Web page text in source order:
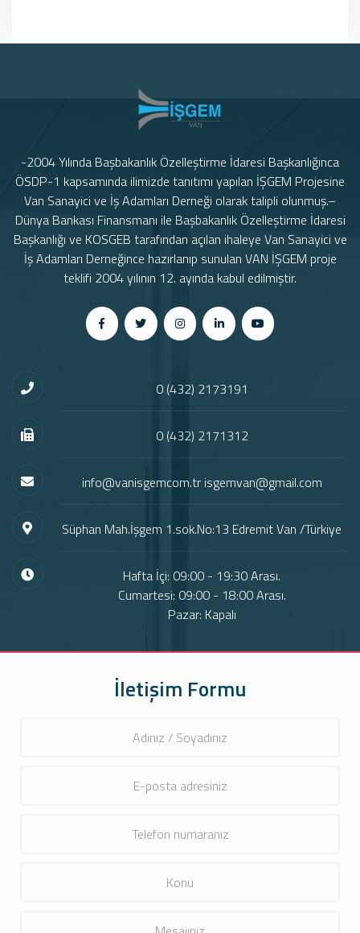
-2004 Yılında Başbakanlık Özelleştirme İdaresi Başkanlığınca
ÖSDP-1 kapsamında ilimizde tanıtımı yapılan İŞGEM Projesine
Van Sanayici ve İş Adamları Derneği olarak talipli olunmuş.–
Dünya Bankası Finansmanı ile Başbakanlık Özelleştirme İdaresi
Başkanlığı ve KOSGEB tarafından açılan ihaleye Van Sanayici ve
İş Adamları Derneğince hazırlanıp sunulan VAN İŞGEM proje
teklifi 2004 yılının 12. ayında kabul edilmiştir.
İletişim Formu
0 (432) 2173191
0 (432) 2171312
info@vanisgemcom.tr isgemvan@gmail.com
Süphan Mah.İşgem 1.sok.No:13 Edremit Van /Türkiye
Hafta İçi: 09:00 - 19:30 Arası.
Cumartesi: 09:00 - 18:00 Arası.
Pazar: Kapalı